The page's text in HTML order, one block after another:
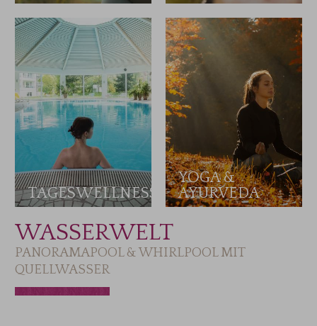
TAGESWELLNESS
YOGA &
AYURVEDA
WASSERWELT
PANORAMAPOOL & WHIRLPOOL MIT
QUELLWASSER